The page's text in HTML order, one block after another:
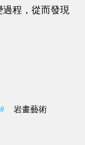
程，從而發現
# 岩畫藝術